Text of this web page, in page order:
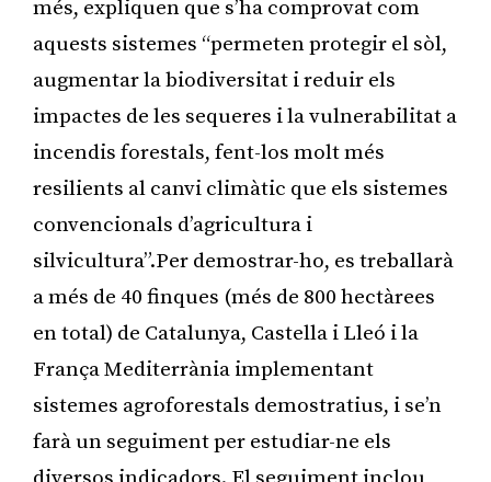
més, expliquen que s’ha comprovat com
aquests sistemes “permeten protegir el sòl,
augmentar la biodiversitat i reduir els
impactes de les sequeres i la vulnerabilitat a
incendis forestals, fent-los molt més
resilients al canvi climàtic que els sistemes
convencionals d’agricultura i
silvicultura”.Per demostrar-ho, es treballarà
a més de 40 finques (més de 800 hectàrees
en total) de Catalunya, Castella i Lleó i la
França Mediterrània implementant
sistemes agroforestals demostratius, i se’n
farà un seguiment per estudiar-ne els